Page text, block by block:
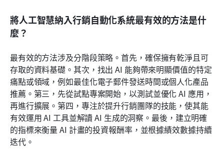
將人工智慧納入行銷自動化系統最有效的方法是什
麼？
最有效的方法涉及分階段策略。首先，確保擁有乾淨且可
存取的資料基礎。其次，找出 AI 能夠帶來明顯價值的特定
痛點或領域，例如最佳化電子郵件發送時間或個人化產品
推薦。第三，先從試點專案開始，以測試並優化 AI 應用，
再進行擴展。第四，專注於提升行銷團隊的技能，使其能
有效運用 AI 工具並解讀 AI 生成的洞察。最後，建立明確
的指標來衡量 AI 計畫的投資報酬率，並根據績效數據持續
迭代。